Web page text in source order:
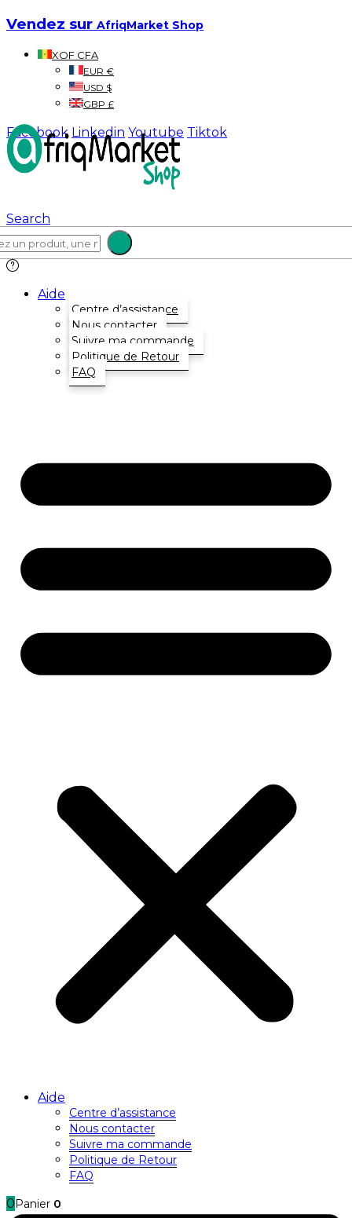
Vendez sur AfriqMarket Shop
XOF CFA
EUR €
USD $
GBP £
Facebook Linkedin Youtube Tiktok
Search
Aide
Centre d’assistance
Nous contacter
Suivre ma commande
Politique de Retour
FAQ
Aide
Centre d’assistance
Nous contacter
Suivre ma commande
Politique de Retour
FAQ
0 Panier 0